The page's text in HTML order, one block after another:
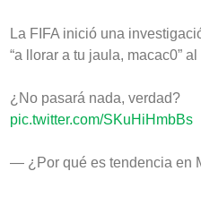
La FIFA inició una
“a llorar a tu jaula, macac0”
¿No pasará nada, verdad?
pic.twitter.com/SKuHiHmbBs
— ¿Por qué es tendencia en